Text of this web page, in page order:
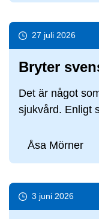
27 juli 2026
Bryter
Det är något
sjukvård. Enligt
Åsa Mörner
3 juni 2026